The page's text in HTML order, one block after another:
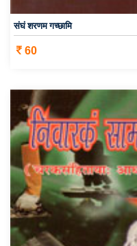
संघं शरणम गच्छामि
60